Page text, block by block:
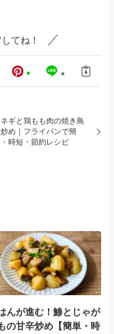
てね！
ギと鶏もも肉の焼き鳥
め｜フライパンで簡
時短・節約レシピ
んが進む！鯵とじゃが
の甘辛炒め【簡単・時